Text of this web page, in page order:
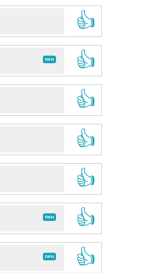
👍
neu
👍
👍
👍
👍
neu
👍
neu
👍